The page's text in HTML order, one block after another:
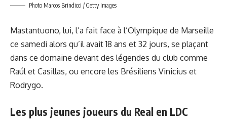
Photo Marcos Brindicci / Getty Images
Mastantuono, lui, l’a fait face à l’Olympique de Marseille
ce samedi alors qu’il avait 18 ans et 32 jours, se plaçant
dans ce domaine devant des légendes du club comme
Raúl et Casillas, ou encore les Brésiliens Vinicius et
Rodrygo.
Les plus jeunes joueurs du Real en LDC